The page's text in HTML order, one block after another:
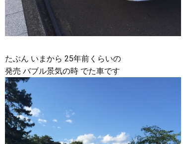
たぶん いまから 25年前くらいの
発売 バブル景気の時 でた車です